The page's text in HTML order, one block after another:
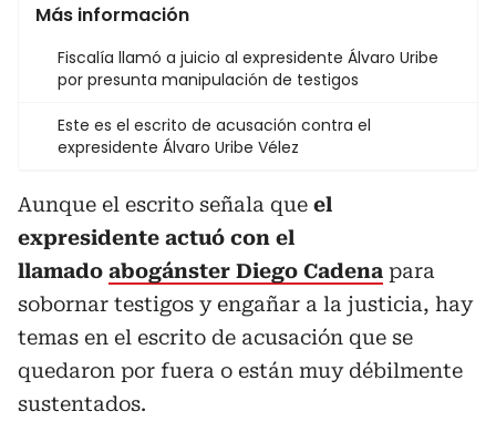
Más información
Fiscalía llamó a juicio al expresidente Álvaro Uribe
por presunta manipulación de testigos
Este es el escrito de acusación contra el
expresidente Álvaro Uribe Vélez
Aunque el escrito señala que el
expresidente actuó con el
llamado abogánster Diego Cadena para
sobornar testigos y engañar a la justicia, hay
temas en el escrito de acusación que se
quedaron por fuera o están muy débilmente
sustentados.